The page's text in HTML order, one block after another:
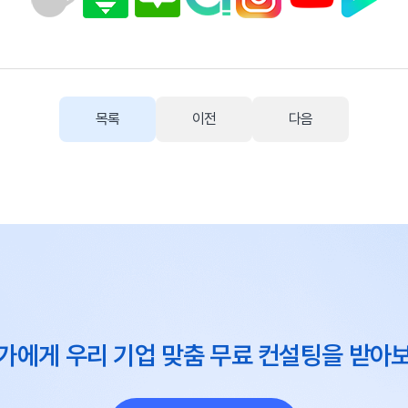
목록 이전 다음
에게 우리 기업 맞춤 무료 컨설팅을 받아